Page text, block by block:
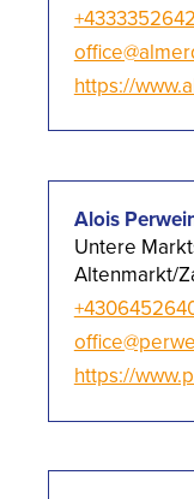
+4333352642
https://
Alois
Untere
Altenmarkt/
https://